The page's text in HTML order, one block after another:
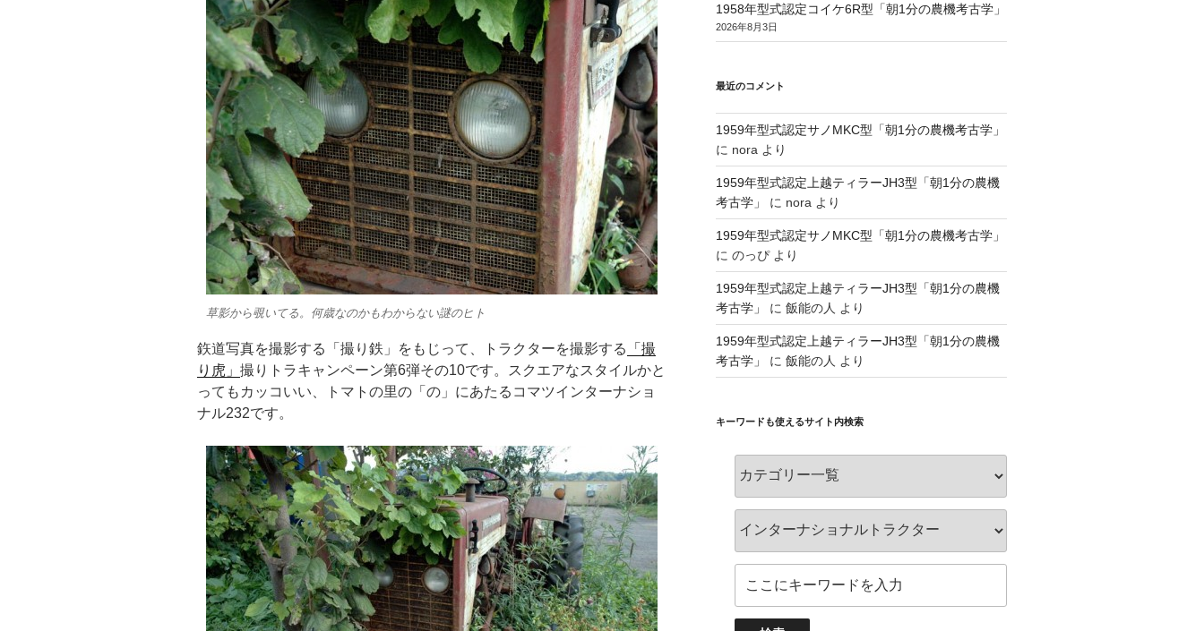
草影から覗いてる。何歳なのかもわからない謎のヒト
鉃道写真を撮影する「撮り鉄」をもじって、トラクターを撮影する
「撮
り虎」 撮りトラキャンペーン第6弾その10です。スクエアなスタイルかと
ってもカッコいい、トマトの里の「の」にあたるコマツインターナショ
ナル232です。
1958年型式認定コイケ6R型「朝1分の農機考古学」
2026年8月3日
最近のコメント
1959年型式認定サノMKC型「朝1分の農機考古学」
に nora より
1959年型式認定上越ティラーJH3型「朝1分の農機
考古学」
に nora より
1959年型式認定サノMKC型「朝1分の農機考古学」
に のっぴより
1959年型式認定上越ティラーJH3型「朝1分の農機
考古学」
に 飯能の人 より
1959年型式認定上越ティラーJH3型「朝1分の農機
考古学」
に 飯能の人 より
キーワードも使えるサイト内検索